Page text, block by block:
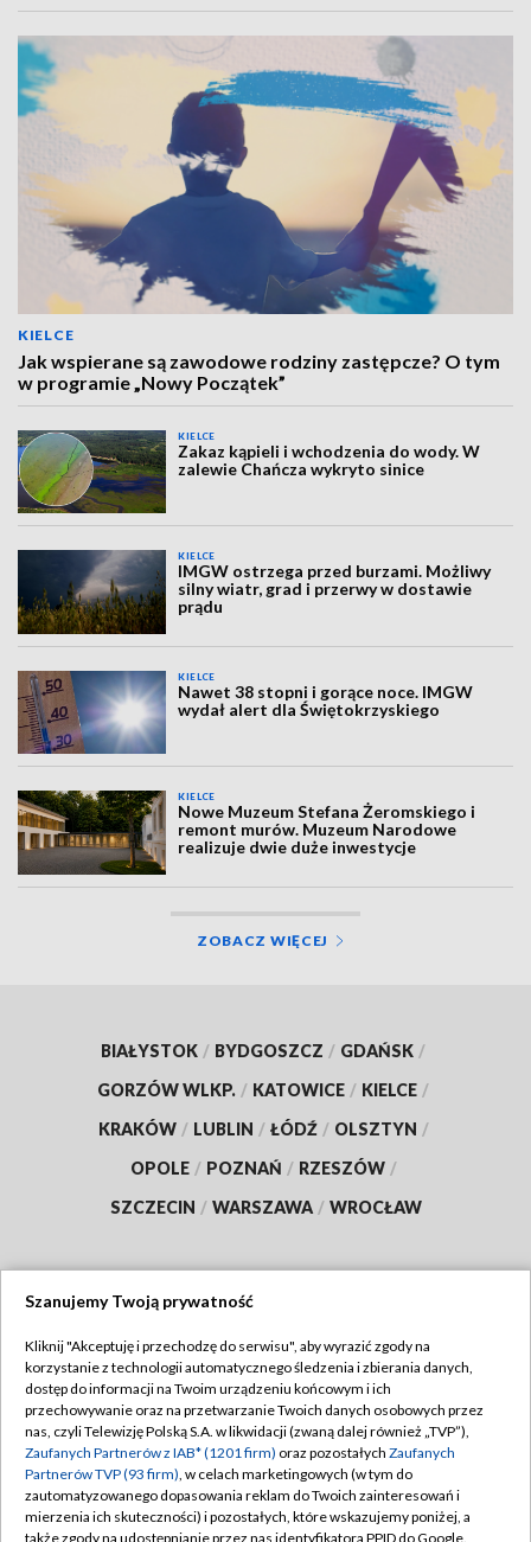
KIELCE
Jak wspierane są zawodowe rodziny zastępcze? O tym
w programie „Nowy Początek”
KIELCE
Zakaz kąpieli i wchodzenia do wody. W
zalewie Chańcza wykryto sinice
KIELCE
IMGW ostrzega przed burzami. Możliwy
silny wiatr, grad i przerwy w dostawie
prądu
KIELCE
Nawet 38 stopni i gorące noce. IMGW
wydał alert dla Świętokrzyskiego
KIELCE
Nowe Muzeum Stefana Żeromskiego i
remont murów. Muzeum Narodowe
realizuje dwie duże inwestycje
ZOBACZ WIĘCEJ
BIAŁYSTOK / BYDGOSZCZ / GDAŃSK /
GORZÓW WLKP. / KATOWICE / KIELCE /
KRAKÓW / LUBLIN / ŁÓDŹ / OLSZTYN /
OPOLE / POZNAŃ / RZESZÓW /
SZCZECIN / WARSZAWA / WROCŁAW
TVP
Abonament TVP
Emisja w TVP
Centrum informacji TVP
Naziemna Telewizja Cyfrowa
Regulamin TVP
Polityka prywatności
Moje zgody
Pomoc
Szanujemy Twoją prywatność
Kliknij "Akceptuję i przechodzę do serwisu", aby wyrazić zgody na
korzystanie z technologii automatycznego śledzenia i zbierania danych,
dostęp do informacji na Twoim urządzeniu końcowym i ich
przechowywanie oraz na przetwarzanie Twoich danych osobowych przez
nas, czyli Telewizję Polską S.A. w likwidacji (zwaną dalej również „TVP”),
Zaufanych Partnerów z IAB* (1201 firm) oraz pozostałych Zaufanych
Partnerów TVP (93 firm), w celach marketingowych (w tym do
zautomatyzowanego dopasowania reklam do Twoich zainteresowań i
mierzenia ich skuteczności) i pozostałych, które wskazujemy poniżej, a
także zgody na udostępnianie przez nas identyfikatora PPID do Google.